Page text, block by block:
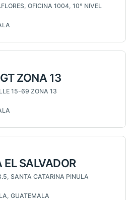
OFICINA 1004, 10° NIVEL
ZONA 13
15-69 ZONA 13
EL SALVADOR
SANTA CATARINA PINULA
GUATEMALA